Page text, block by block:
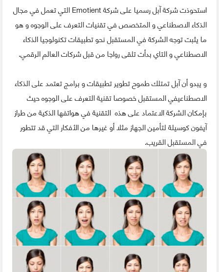
استحوذت شركة آبل رسميا على شركة Emotient التي تعمل في مجال
الذكاء الاصطناعي و المتخصص في تقنيات التعرف على الوجوه و هو
ما يثبت توجه الشركة في المستقبل نحو تطبيقات تكنولوجيا الذكاء
الاصطناعي و التاي بدأت تلقى رواجا من قبل شركات العالم الرقمي.
و يبدو أن آبل تمتلك طموح تطوير تطبيقات و برامج تعتمد على الذكاء
الاصطناعيفي المستقبل خصوصا تقنية التعرف على الوجوه حيث
بإمكان الشركة الاعتماد على هذه التقنية في هواتفها الذكية من طراز
آيفون كوسيلة لتأمين الجهاز مثلا أو غيرها من الأفكار التي قد تتطور
في المستقبل القريب.